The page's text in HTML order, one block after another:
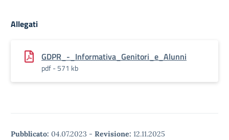
Allegati
GDPR_-_Informativa_Genitori_e_Alunni
pdf - 571 kb
Pubblicato: 04.07.2023 - Revisione: 12.11.2025